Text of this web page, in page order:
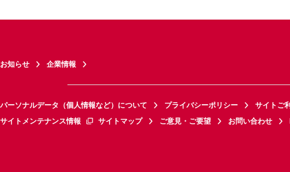
お知らせ 企業情報
パーソナルデータ（個人情報など）について プライバシーポリシー サイトご
サイトメンテナンス情報
サイトマップ ご意見・ご要望 お問い合わせ